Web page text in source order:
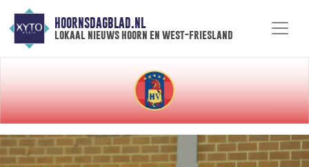
HOORNSDAGBLAD.NL
lokaal nieuws hoorn en west-friesland